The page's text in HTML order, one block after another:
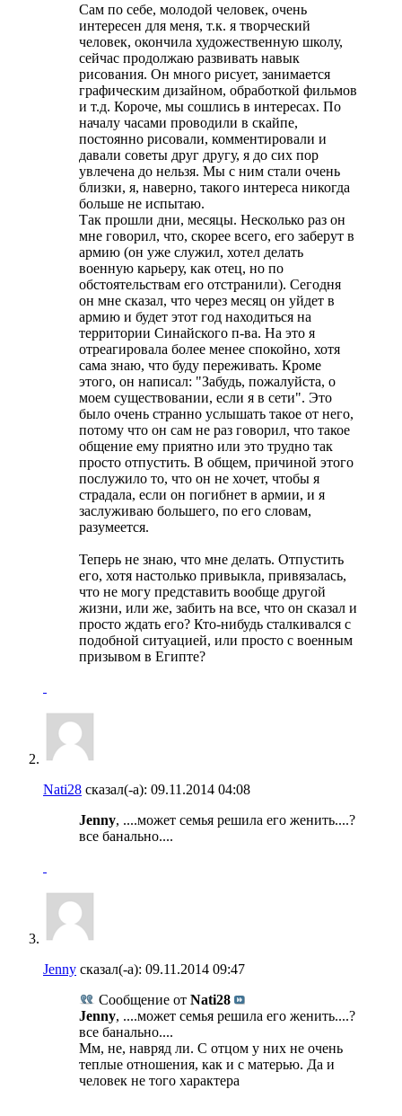
Сам по себе, молодой человек, очень
интересен для меня, т.к. я творческий
человек, окончила художественную школу,
сейчас продолжаю развивать навык
рисования. Он много рисует, занимается
графическим дизайном, обработкой фильмов
и т.д. Короче, мы сошлись в интересах. По
началу часами проводили в скайпе,
постоянно рисовали, комментировали и
давали советы друг другу, я до сих пор
увлечена до нельзя. Мы с ним стали очень
близки, я, наверно, такого интереса никогда
больше не испытаю.
Так прошли дни, месяцы. Несколько раз он
мне говорил, что, скорее всего, его заберут в
армию (он уже служил, хотел делать
военную карьеру, как отец, но по
обстоятельствам его отстранили). Сегодня
он мне сказал, что через месяц он уйдет в
армию и будет этот год находиться на
территории Синайского п-ва. На это я
отреагировала более менее спокойно, хотя
сама знаю, что буду переживать. Кроме
этого, он написал: "Забудь, пожалуйста, о
моем существовании, если я в сети". Это
было очень странно услышать такое от него,
потому что он сам не раз говорил, что такое
общение ему приятно или это трудно так
просто отпустить. В общем, причиной этого
послужило то, что он не хочет, чтобы я
страдала, если он погибнет в армии, и я
заслуживаю большего, по его словам,
разумеется.
Теперь не знаю, что мне делать. Отпустить
его, хотя настолько привыкла, привязалась,
что не могу представить вообще другой
жизни, или же, забить на все, что он сказал и
просто ждать его? Кто-нибудь сталкивался с
подобной ситуацией, или просто с военным
призывом в Египте?
Nati28 сказал(-а): 09.11.2014 04:08
Jenny, ....может семья решила его женить....?
все банально....
Jenny сказал(-а): 09.11.2014 09:47
Сообщение от Nati28
Jenny, ....может семья решила его женить....?
все банально....
Мм, не, навряд ли. С отцом у них не очень
теплые отношения, как и с матерью. Да и
человек не того характера